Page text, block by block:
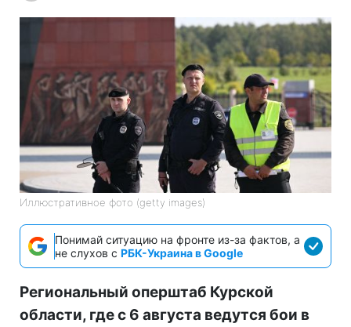
Иллюстративное фото (getty images)
Понимай ситуацию на фронте из-за фактов, а
не слухов с РБК-Украина в Google
Региональный оперштаб Курской
области, где с 6 августа ведутся бои в